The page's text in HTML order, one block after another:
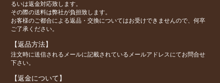
るいは返金対応致します。
その際の送料は弊社が負担致します。
お客様のご都合による返品・交換についてはお受けできませんので、何卒
ご了承ください。
【返品方法】
注文時に送信されるメールに記載されているメールアドレスにてお問合せ
下さい。
【返金について】